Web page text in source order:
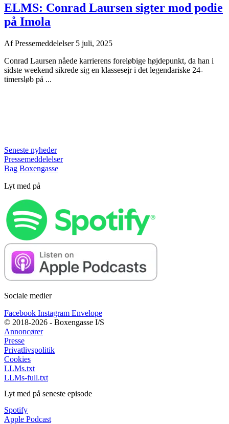
ELMS: Conrad Laursen sigter mod podie
på Imola
AfPressemeddelelser 5 juli, 2025
Conrad Laursen nåede karrierens foreløbige højdepunkt, da han i
sidste weekend sikrede sig en klassesejr i det legendariske 24-
timersløb på ...
Seneste nyheder
Pressemeddelelser
Bag Boxengasse
Lyt med på
Sociale medier
Facebook Instagram Envelope
© 2018-2026 - Boxengasse I/S
Annoncører
Presse
Privatlivspolitik
Cookies
LLMs.txt
LLMs-full.txt
Lyt med på seneste episode
Spotify
Apple Podcast